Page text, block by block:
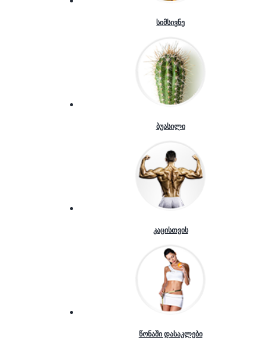
სიმსივნე
ბუასილი
კაცისთვის
წონაში დასაკლები